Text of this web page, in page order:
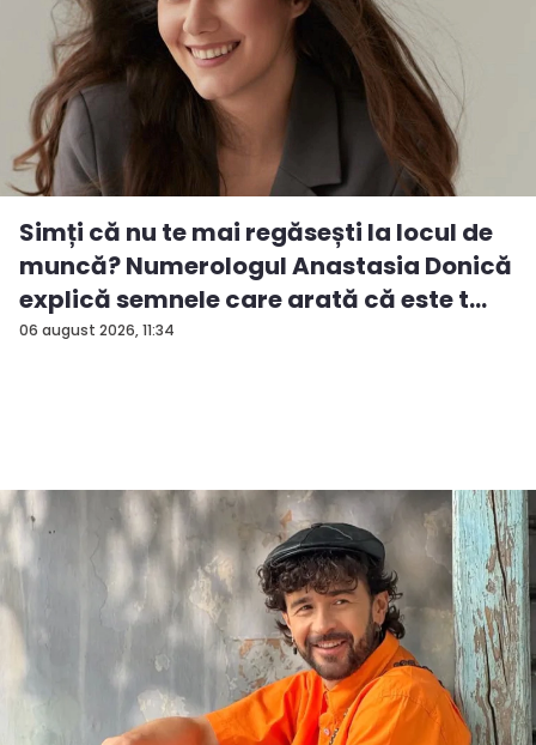
06 august 2026, 11:34
Simți că nu te mai regăsești la locul de
muncă? Numerologul Anastasia Donică
explică semnele care arată că este t...